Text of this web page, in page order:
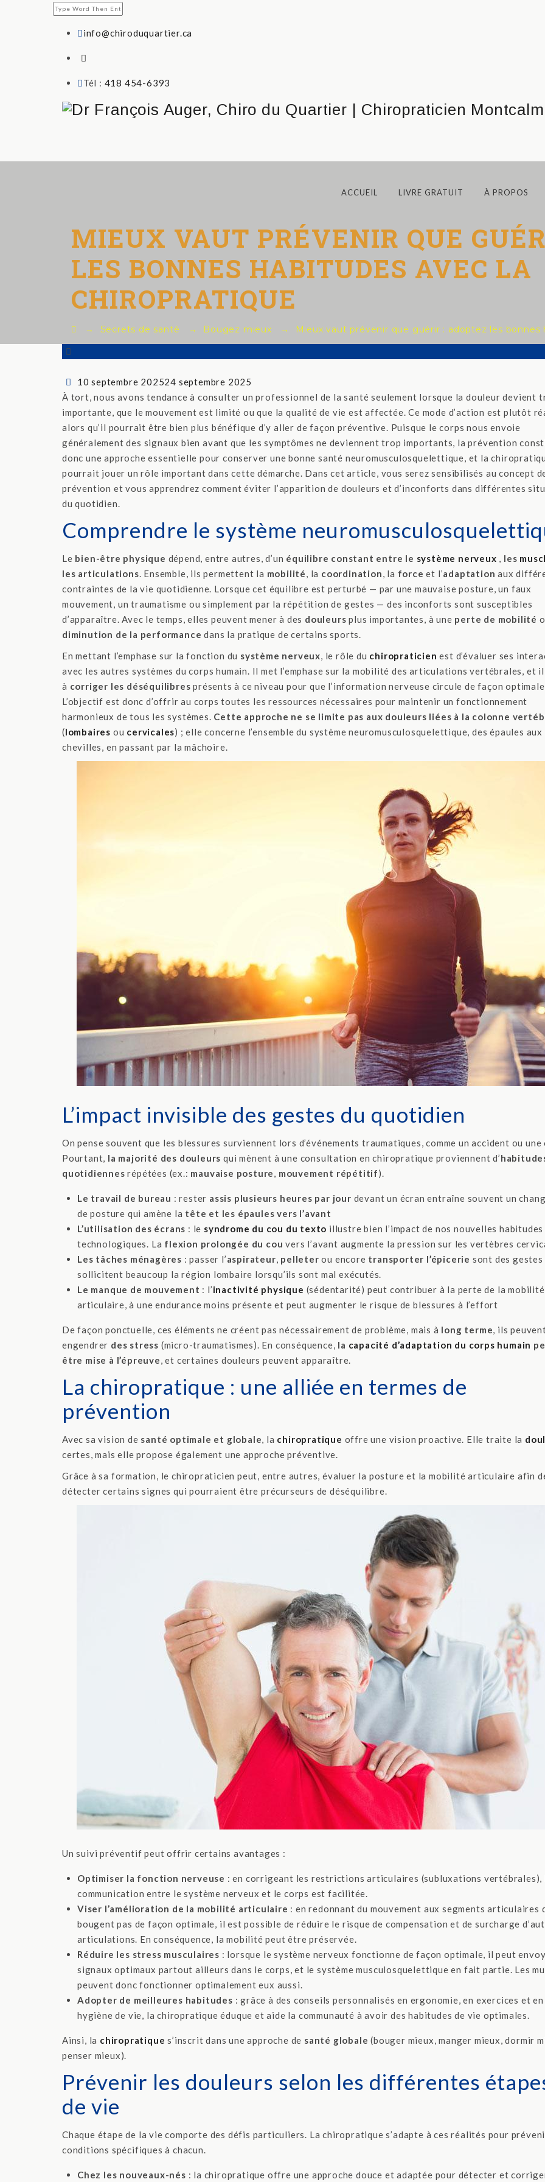
info@chiroduquartier.ca
Tél : 418 454-6393
ACCUEIL LIVRE GRATUIT À PROPOS
MIEUX VAUT PRÉVENIR QUE
LES BONNES HABITUDES AVEC LA
CHIROPRATIQUE
→ Secrets de santé → Bougez mieux → Mieux vaut prévenir que guérir : adoptez les bonnes
Posted
on
10 septembre 202524 septembre 2025
À tort, nous avons tendance à consulter un professionnel de la santé seulement lorsque la douleur devient
importante, que le mouvement est limité ou que la qualité de vie est affectée. Ce mode d’action est plutôt
alors qu’il pourrait être bien plus bénéfique d’y aller de façon préventive. Puisque le corps nous envoie
généralement des signaux bien avant que les symptômes ne deviennent trop importants, la prévention
donc une approche essentielle pour conserver une bonne santé neuromusculosquelettique, et la
pourrait jouer un rôle important dans cette démarche. Dans cet article, vous serez sensibilisés au concept
prévention et vous apprendrez comment éviter l’apparition de douleurs et d’inconforts dans différentes
du quotidien.
Comprendre le système
Le bien-être physique dépend, entre autres, d’un équilibre constant entre le système nerveux , les
les articulations. Ensemble, ils permettent la mobilité, la coordination, la force et l’adaptation aux
contraintes de la vie quotidienne. Lorsque cet équilibre est perturbé — par une mauvaise posture, un faux
mouvement, un traumatisme ou simplement par la répétition de gestes — des inconforts sont susceptibles
d’apparaître. Avec le temps, elles peuvent mener à des douleurs plus importantes, à une perte de mobilité
diminution de la performance dans la pratique de certains sports.
En mettant l’emphase sur la fonction du système nerveux, le rôle du chiropraticien est d’évaluer ses
avec les autres systèmes du corps humain. Il met l’emphase sur la mobilité des articulations vertébrales, et
à corriger les déséquilibres présents à ce niveau pour que l’information nerveuse circule de façon
L’objectif est donc d’offrir au corps toutes les ressources nécessaires pour maintenir un fonctionnement
harmonieux de tous les systèmes. Cette approche ne se limite pas aux douleurs liées à la colonne
(lombaires ou cervicales) ; elle concerne l’ensemble du système neuromusculosquelettique, des épaules aux
chevilles, en passant par la mâchoire.
L’impact invisible des gestes du quotidien
On pense souvent que les blessures surviennent lors d’événements traumatiques, comme un accident ou une
Pourtant, la majorité des douleurs qui mènent à une consultation en chiropratique proviennent d’
quotidiennes répétées (ex.: mauvaise posture, mouvement répétitif).
Le travail de bureau : rester assis plusieurs heures par jour devant un écran entraîne souvent un
de posture qui amène la tête et les épaules vers l’avant
L’utilisation des écrans : le syndrome du cou du texto illustre bien l’impact de nos nouvelles habitudes
technologiques. La flexion prolongée du cou vers l’avant augmente la pression sur les vertèbres
Les tâches ménagères : passer l’aspirateur, pelleter ou encore transporter l’épicerie sont des gestes
sollicitent beaucoup la région lombaire lorsqu’ils sont mal exécutés.
Le manque de mouvement : l’inactivité physique (sédentarité) peut contribuer à la perte de la mobilité
articulaire, à une endurance moins présente et peut augmenter le risque de blessures à l’effort
De façon ponctuelle, ces éléments ne créent pas nécessairement de problème, mais à long terme, ils
engendrer des stress (micro-traumatismes). En conséquence, la capacité d’adaptation du corps humain
être mise à l’épreuve, et certaines douleurs peuvent apparaître.
La chiropratique : une alliée en termes de
prévention
Avec sa vision de santé optimale et globale, la chiropratique offre une vision proactive. Elle traite la
certes, mais elle propose également une approche préventive.
Grâce à sa formation, le chiropraticien peut, entre autres, évaluer la posture et la mobilité articulaire afin
détecter certains signes qui pourraient être précurseurs de déséquilibre.
Un suivi préventif peut offrir certains avantages :
Optimiser la fonction nerveuse : en corrigeant les restrictions articulaires (subluxations vertébrales),
communication entre le système nerveux et le corps est facilitée.
Viser l’amélioration de la mobilité articulaire : en redonnant du mouvement aux segments articulaires
bougent pas de façon optimale, il est possible de réduire le risque de compensation et de surcharge
articulations. En conséquence, la mobilité peut être préservée.
Réduire les stress musculaires : lorsque le système nerveux fonctionne de façon optimale, il peut
signaux optimaux partout ailleurs dans le corps, et le système musculosquelettique en fait partie. Les
peuvent donc fonctionner optimalement eux aussi.
Adopter de meilleures habitudes : grâce à des conseils personnalisés en ergonomie, en exercices et en
hygiène de vie, la chiropratique éduque et aide la communauté à avoir des habitudes de vie optimales.
Ainsi, la chiropratique s’inscrit dans une approche de santé globale (bouger mieux, manger mieux, dormir
penser mieux).
Prévenir les douleurs selon les différentes
de vie
Chaque étape de la vie comporte des défis particuliers. La chiropratique s’adapte à ces réalités pour
conditions spécifiques à chacun.
Chez les nouveaux-nés : la chiropratique offre une approche douce et adaptée pour détecter et